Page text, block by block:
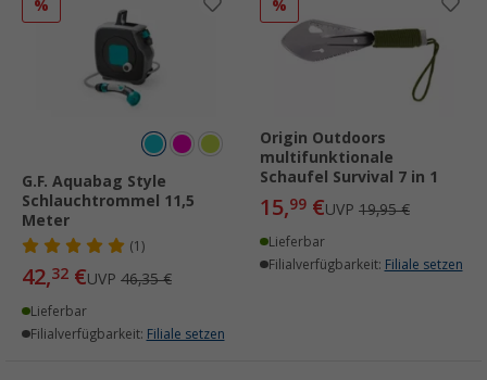
%
G.F. Aquabag Style
Schlauchtrommel 11,5
Meter
(1)
42,32 €UVP 46,35 €
Lieferbar
Filialverfügbarkeit: Filiale setzen
%
Origin Outdoors
multifunktionale
Schaufel Survival 7 in 1
15,99 €UVP 19,95 €
Lieferbar
Filialverfügbarkeit: Filiale setzen